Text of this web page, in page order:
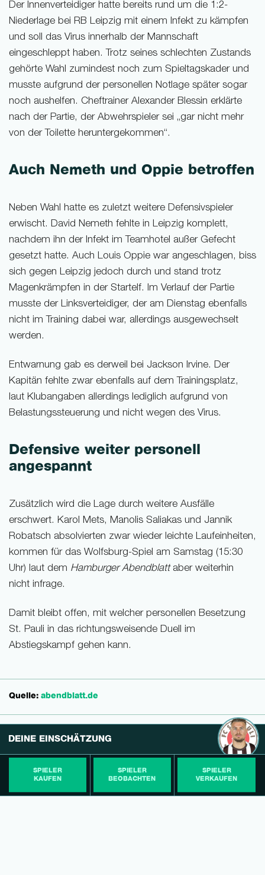
Der Innenverteidiger hatte bereits rund um die 1:2-
Niederlage bei RB Leipzig mit einem Infekt zu kämpfen
und soll das Virus innerhalb der Mannschaft
eingeschleppt haben. Trotz seines schlechten Zustands
gehörte Wahl zumindest noch zum Spieltagskader und
musste aufgrund der personellen Notlage später sogar
noch aushelfen. Cheftrainer Alexander Blessin erklärte
nach der Partie, der Abwehrspieler sei „gar nicht mehr
von der Toilette heruntergekommen“.
Auch Nemeth und Oppie betroffen
Neben Wahl hatte es zuletzt weitere Defensivspieler
erwischt. David Nemeth fehlte in Leipzig komplett,
nachdem ihn der Infekt im Teamhotel außer Gefecht
gesetzt hatte. Auch Louis Oppie war angeschlagen, biss
sich gegen Leipzig jedoch durch und stand trotz
Magenkrämpfen in der Startelf. Im Verlauf der Partie
musste der Linksverteidiger, der am Dienstag ebenfalls
nicht im Training dabei war, allerdings ausgewechselt
werden.
Entwarnung gab es derweil bei Jackson Irvine. Der
Kapitän fehlte zwar ebenfalls auf dem Trainingsplatz,
laut Klubangaben allerdings lediglich aufgrund von
Belastungssteuerung und nicht wegen des Virus.
Defensive weiter personell
angespannt
Zusätzlich wird die Lage durch weitere Ausfälle
erschwert. Karol Mets, Manolis Saliakas und Jannik
Robatsch absolvierten zwar wieder leichte Laufeinheiten,
kommen für das Wolfsburg-Spiel am Samstag (15:30
Uhr) laut dem Hamburger Abendblattaber weiterhin
nicht infrage.
Damit bleibt offen, mit welcher personellen Besetzung
St. Pauli in das richtungsweisende Duell im
Abstiegskampf gehen kann.
Quelle: abendblatt.de
DEINE EINSCHÄTZUNG
SPIELER
KAUFEN
SPIELER
BEOBACHTEN
SPIELER
VERKAUFEN